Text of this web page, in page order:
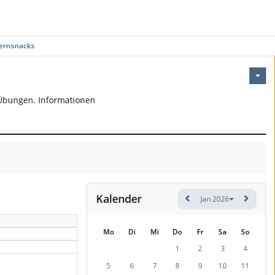
Informationen
Kalender Jan 2026
Mo Di Mi Do Fr Sa
So
1
2 3
4
5
6 7 8 9 10
11